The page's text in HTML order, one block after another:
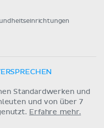
Standardwerken und
und von über 7
Erfahre mehr.